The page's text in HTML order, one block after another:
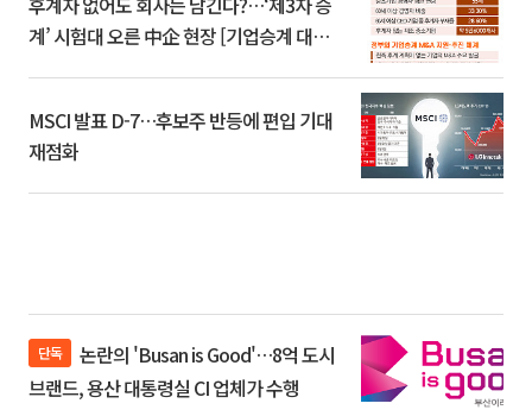
계’ 시험대 오른 中企 현장 [기업승계 대전
MSCI 발표 D-7…후보주 반등에 편입 기대
재점화
단독
브랜드, 용산 대통령실 CI 업체가 수행